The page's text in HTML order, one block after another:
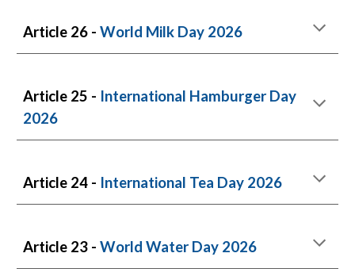
Article 26 - World Milk Day 2026
Article 25 - International Hamburger Day
2026
Article 24 - International Tea Day 2026
Article 23 - World Water Day 2026